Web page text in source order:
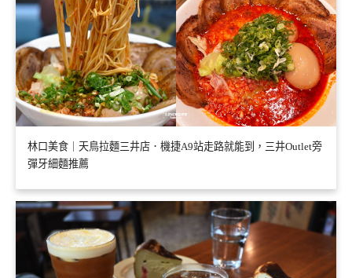
林口美食｜天鳥拉麵三井店．機捷A9站走路就能到，三井Outlet旁
彈牙細麵推薦